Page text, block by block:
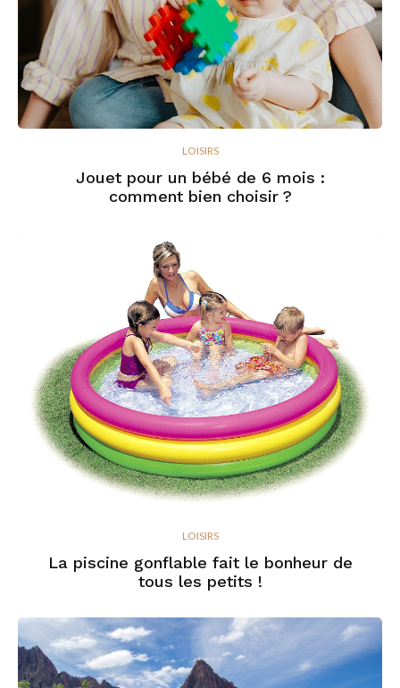
LOISIRS
Jouet pour un bébé de 6 mois :
comment bien choisir ?
LOISIRS
La piscine gonflable fait le bonheur de
tous les petits !